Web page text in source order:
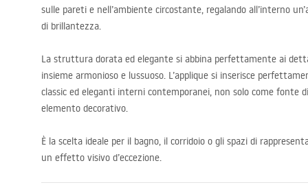
sulle pareti e nell’ambiente circostante, regalando all’interno
di brillantezza.
La struttura dorata ed elegante si abbina perfettamente ai
insieme armonioso e lussuoso. L’applique si inserisce
classic ed eleganti interni contemporanei, non solo come fonte
elemento decorativo.
È la scelta ideale per il bagno, il corridoio o gli spazi di
un effetto visivo d’eccezione.